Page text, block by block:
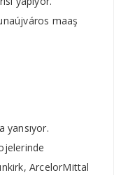
maaş
yansıyor.
ArcelorMittal